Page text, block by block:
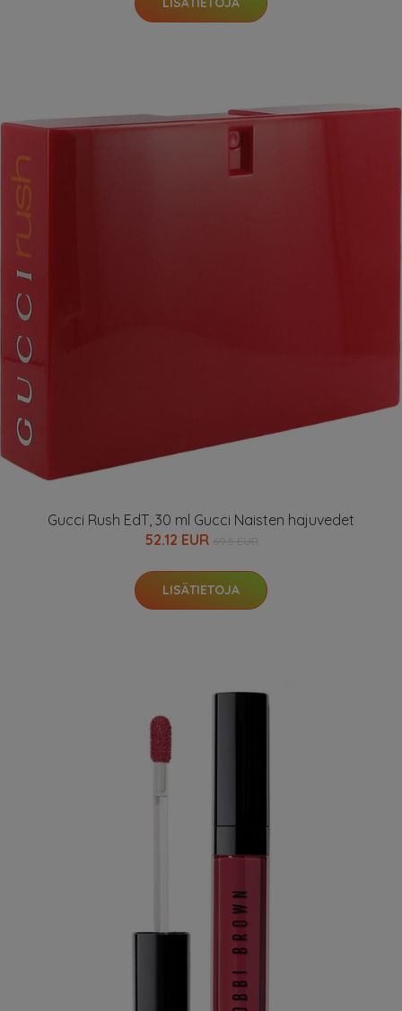
Gucci Rush EdT, 30 ml Gucci Naisten hajuvedet
52.12 EUR
LISÄTIETOJA